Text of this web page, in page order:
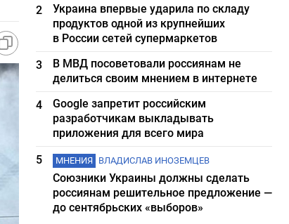
2
Украина впервые ударила по складу
продуктов одной из крупнейших
в России сетей супермаркетов
3
В МВД посоветовали россиянам не
делиться своим мнением в интернете
4
Google запретит российским
разработчикам выкладывать
приложения для всего мира
5
МНЕНИЯ ВЛАДИСЛАВ ИНОЗЕМЦЕВ
Союзники Украины должны сделать
россиянам решительное предложение —
до сентябрьских «выборов»